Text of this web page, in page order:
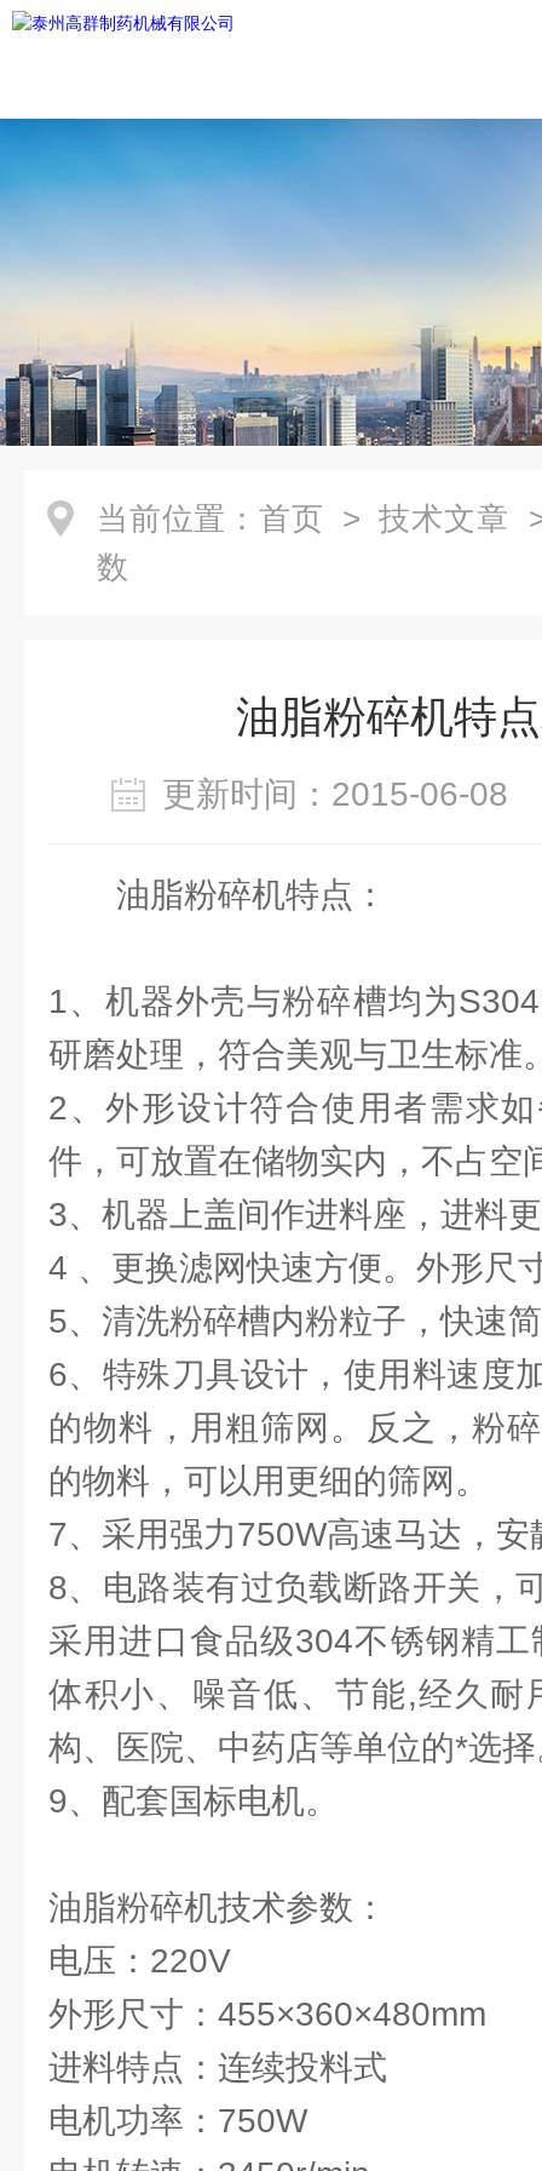
当前位置： 首页 > 技术文章
数
油脂粉碎机特
更新时间：2015-06-
油脂粉碎机特点：
1、机器外壳与粉碎槽均为
研磨处理，符合美观与卫生标准
2、外形设计符合使用者需求
件，可放置在储物实内，不占空
3、机器上盖间作进料座，进料
4 、更换滤网快速方便。外形尺
5、清洗粉碎槽内粉粒子，快速
6、特殊刀具设计，使用料速度
的物料，用粗筛网。反之，粉
的物料，可以用更细的筛网。
7、采用强力750W高速马达，安
8、电路装有过负载断路开关，
采用进口食品级304不锈钢精
体积小、噪音低、节能,经久耐
构、医院、中药店等单位的*选
9、配套国标电机。
油脂粉碎机技术参数：
电压：220V
外形尺寸：455×360×480mm
进料特点：连续投料式
电机功率：750W